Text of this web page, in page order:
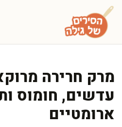
לדלג
לתוכן
מרק חרירה
עדשים, חומוס
ארומטיים